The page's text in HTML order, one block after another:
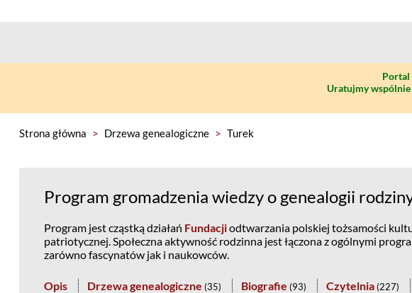
Portal
Uratujmy wspólnie
Strona główna > Drzewa genealogiczne > Turek
Program gromadzenia wiedzy o genealogii
Program jest cząstką działań Fundacjiodtwarzania polskiej tożsamości
patriotycznej. Społeczna aktywność rodzinna jest łączona z ogólnymi
zarówno fascynatów jak i naukowców.
Opis Drzewa genealogiczne (35) Biografie (93) Czytelnia (227)